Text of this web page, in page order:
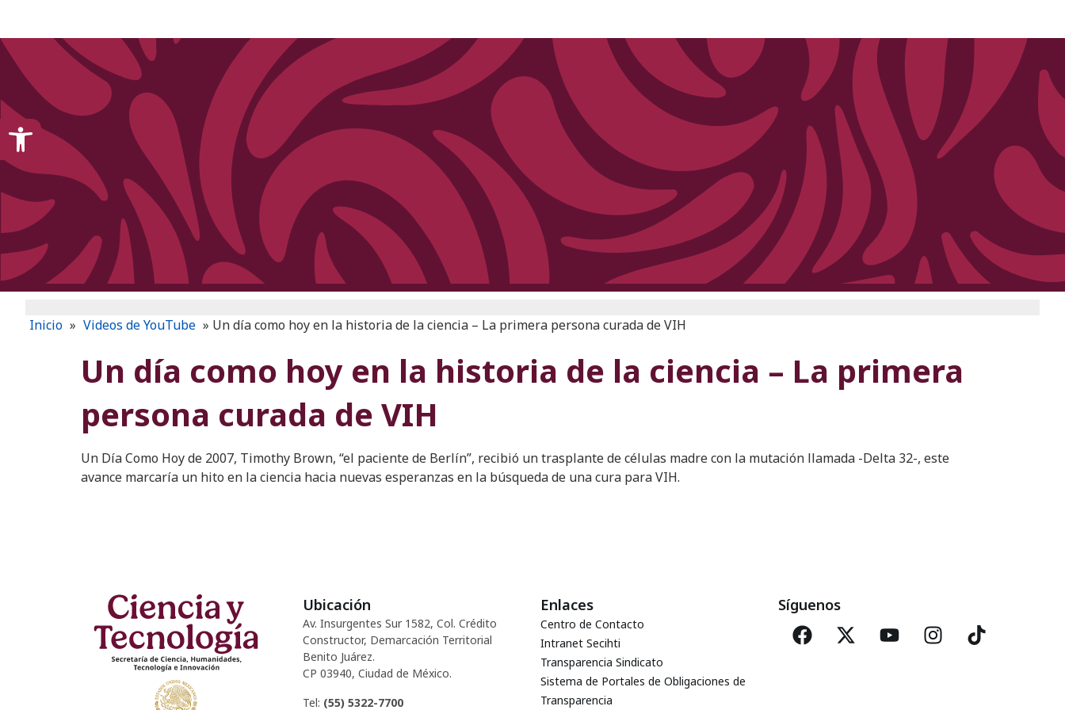
Inicio » Videos de YouTube » Un día como hoy en la historia de la ciencia – La primera persona curada de VIH
Un día como hoy en la historia de la ciencia – La primera
persona curada de VIH
Un Día Como Hoy de 2007, Timothy Brown, “el paciente de Berlín”, recibió un trasplante de células madre con la mutación llamada -Delta 32-, este
avance marcaría un hito en la ciencia hacia nuevas esperanzas en la búsqueda de una cura para VIH.
Ubicación
Av. Insurgentes Sur 1582, Col. Crédito
Constructor, Demarcación Territorial
Benito Juárez.
CP 03940, Ciudad de México.
Tel: (55) 5322-7700
Enlaces
Centro de Contacto
Intranet Secihti
Transparencia Sindicato
Sistema de Portales de Obligaciones de
Transparencia
Síguenos
Open toolbar